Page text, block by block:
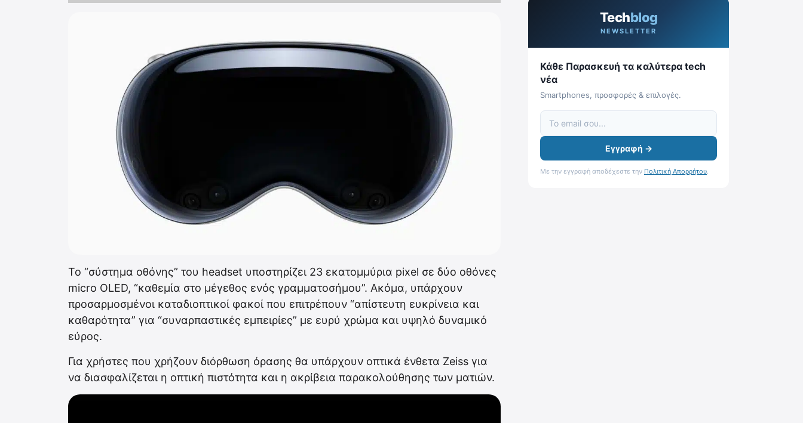
Το “σύστημα οθόνης” του headset υποστηρίζει 23 εκατομμύρια pixel σε δύο οθόνες
micro OLED, “καθεμία στο μέγεθος ενός γραμματοσήμου”. Ακόμα, υπάρχουν
προσαρμοσμένοι καταδιοπτικοί φακοί που επιτρέπουν “απίστευτη ευκρίνεια και
καθαρότητα” για “συναρπαστικές εμπειρίες” με ευρύ χρώμα και υψηλό δυναμικό
εύρος.
Για χρήστες που χρήζουν διόρθωση όρασης θα υπάρχουν οπτικά ένθετα Zeiss για
να διασφαλίζεται η οπτική πιστότητα και η ακρίβεια παρακολούθησης των ματιών.
Techblog
NEWSLETTER
Κάθε Παρασκευή τα καλύτερα tech
νέα
Smartphones, προσφορές & επιλογές.
Εγγραφή →
Με την εγγραφή αποδέχεστε την Πολιτική Απορρήτου.